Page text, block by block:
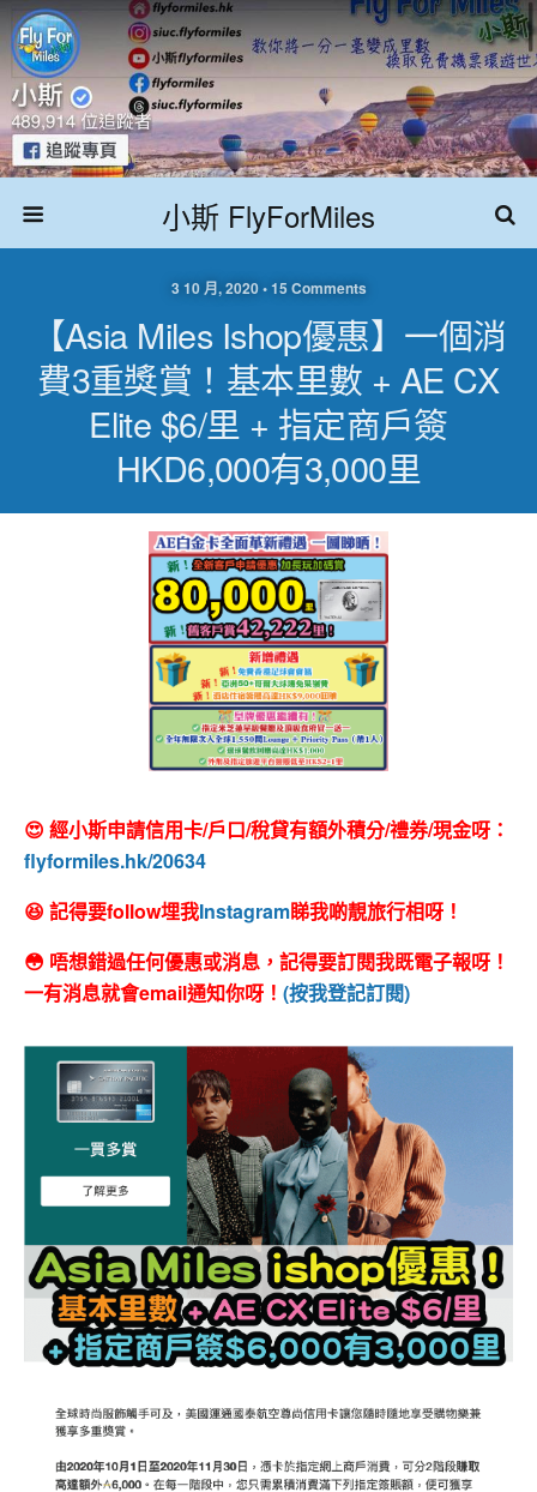
小斯 FlyForMiles
3 10 月, 2020 • 15 Comments
【Asia Miles Ishop優惠】一個消
費3重獎賞！基本里數 + AE CX
Elite $6/里 + 指定商戶簽
HKD6,000有3,000里
😍 經小斯申請信用卡/戶口/稅貸有額外積分/禮券/現金呀：
flyformiles.hk/20634
😆 記得要follow埋我Instagram睇我啲靚旅行相呀！
😳 唔想錯過任何優惠或消息，記得要訂閱我既電子報呀！
一有消息就會email通知你呀！ (按我登記訂閱)